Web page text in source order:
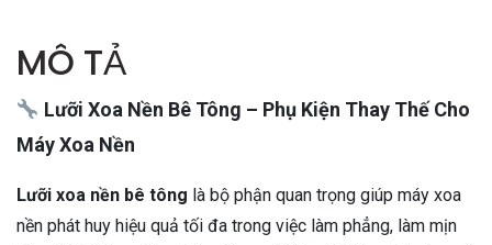
MÔ TẢ
Lưỡi Xoa Nền Bê Tông – Phụ Kiện Thay Thế Cho
Máy Xoa Nền
Lưỡi xoa nền bê tông là bộ phận quan trọng giúp máy xoa
nền phát huy hiệu quả tối đa trong việc làm phẳng, làm mịn